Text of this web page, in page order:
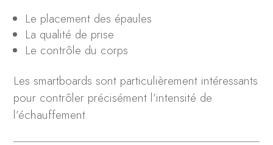
Le placement des épaules
La qualité de prise
Le contrôle du corps
Les smartboards sont particulièrement intéressants
pour contrôler précisément l’intensité de
l’échauffement.